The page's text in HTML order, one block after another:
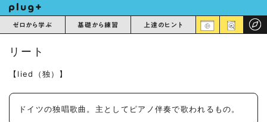
ゼロから学ぶ 基礎から練習 上達のヒント
リート
【lied（独）】
ドイツの独唱歌曲。主としてピアノ伴奏で歌われるもの。